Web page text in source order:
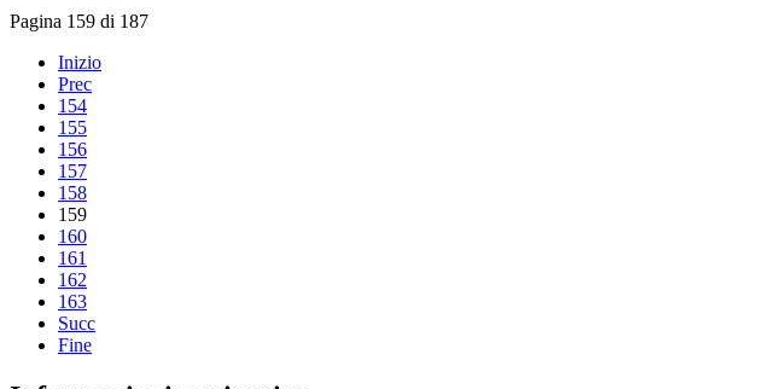
Pagina 159 di 187
Inizio
Prec
154
155
156
157
158
159
160
161
162
163
Succ
Fine